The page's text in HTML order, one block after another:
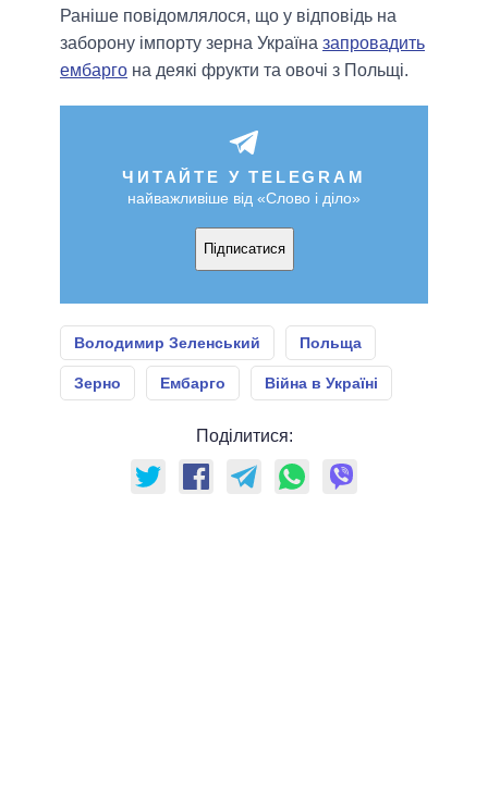
Раніше повідомлялося, що у відповідь на
заборону імпорту зерна Україна запровадить
ембарго на деякі фрукти та овочі з Польщі.
ЧИТАЙТЕ У TELEGRAM
найважливіше від «Слово і діло»
Підписатися
Володимир Зеленський Польща
Зерно Ембарго Війна в Україні
Поділитися: